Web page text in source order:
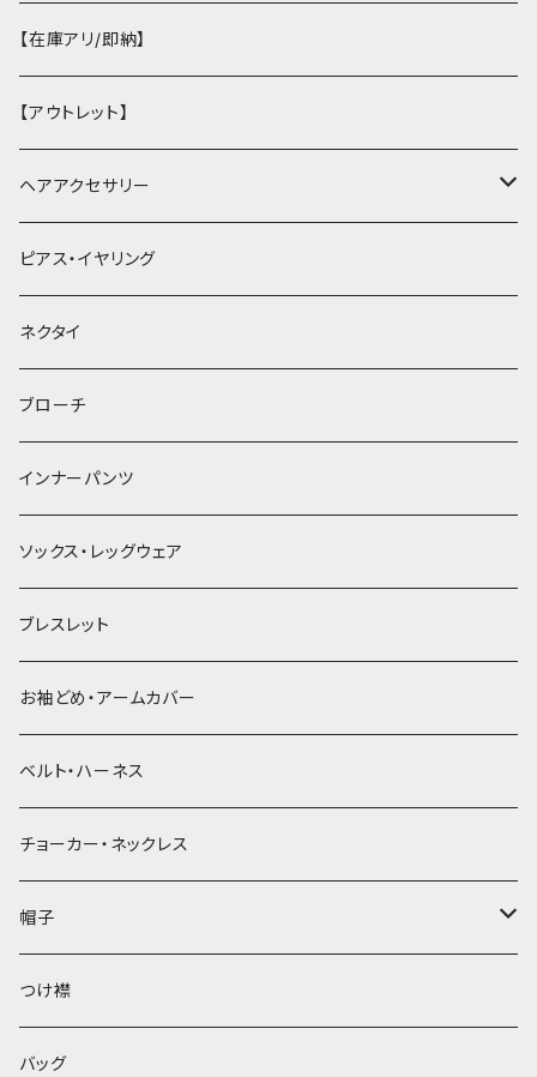
【在庫アリ/即納】
【アウトレット】
ヘアアクセサリー
ヘアクリップ
ヘッドドレス・カチューシャ
ヘアゴム
簪
ピアス・イヤリング
ネクタイ
ブローチ
インナーパンツ
ソックス・レッグウェア
ブレスレット
お袖どめ・アームカバー
ベルト・ハーネス
チョーカー・ネックレス
帽子
ベレー帽
つけ襟
バッグ